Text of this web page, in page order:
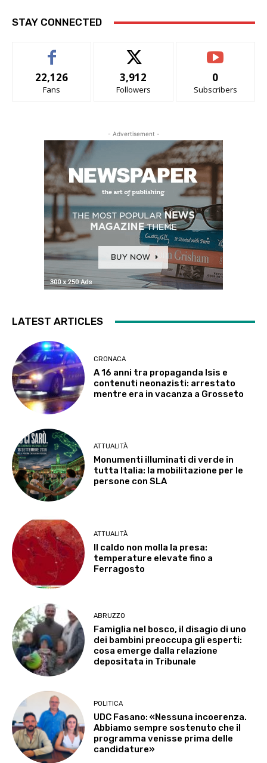
STAY CONNECTED
22,126
Fans
3,912
Followers
0
Subscribers
- Advertisement -
LATEST ARTICLES
CRONACA
A 16 anni tra propaganda Isis e
contenuti neonazisti: arrestato
mentre era in vacanza a Grosseto
ATTUALITÀ
Monumenti illuminati di verde in
tutta Italia: la mobilitazione per le
persone con SLA
ATTUALITÀ
Il caldo non molla la presa:
temperature elevate fino a
Ferragosto
ABRUZZO
Famiglia nel bosco, il disagio di uno
dei bambini preoccupa gli esperti:
cosa emerge dalla relazione
depositata in Tribunale
POLITICA
UDC Fasano: «Nessuna incoerenza.
Abbiamo sempre sostenuto che il
programma venisse prima delle
candidature»